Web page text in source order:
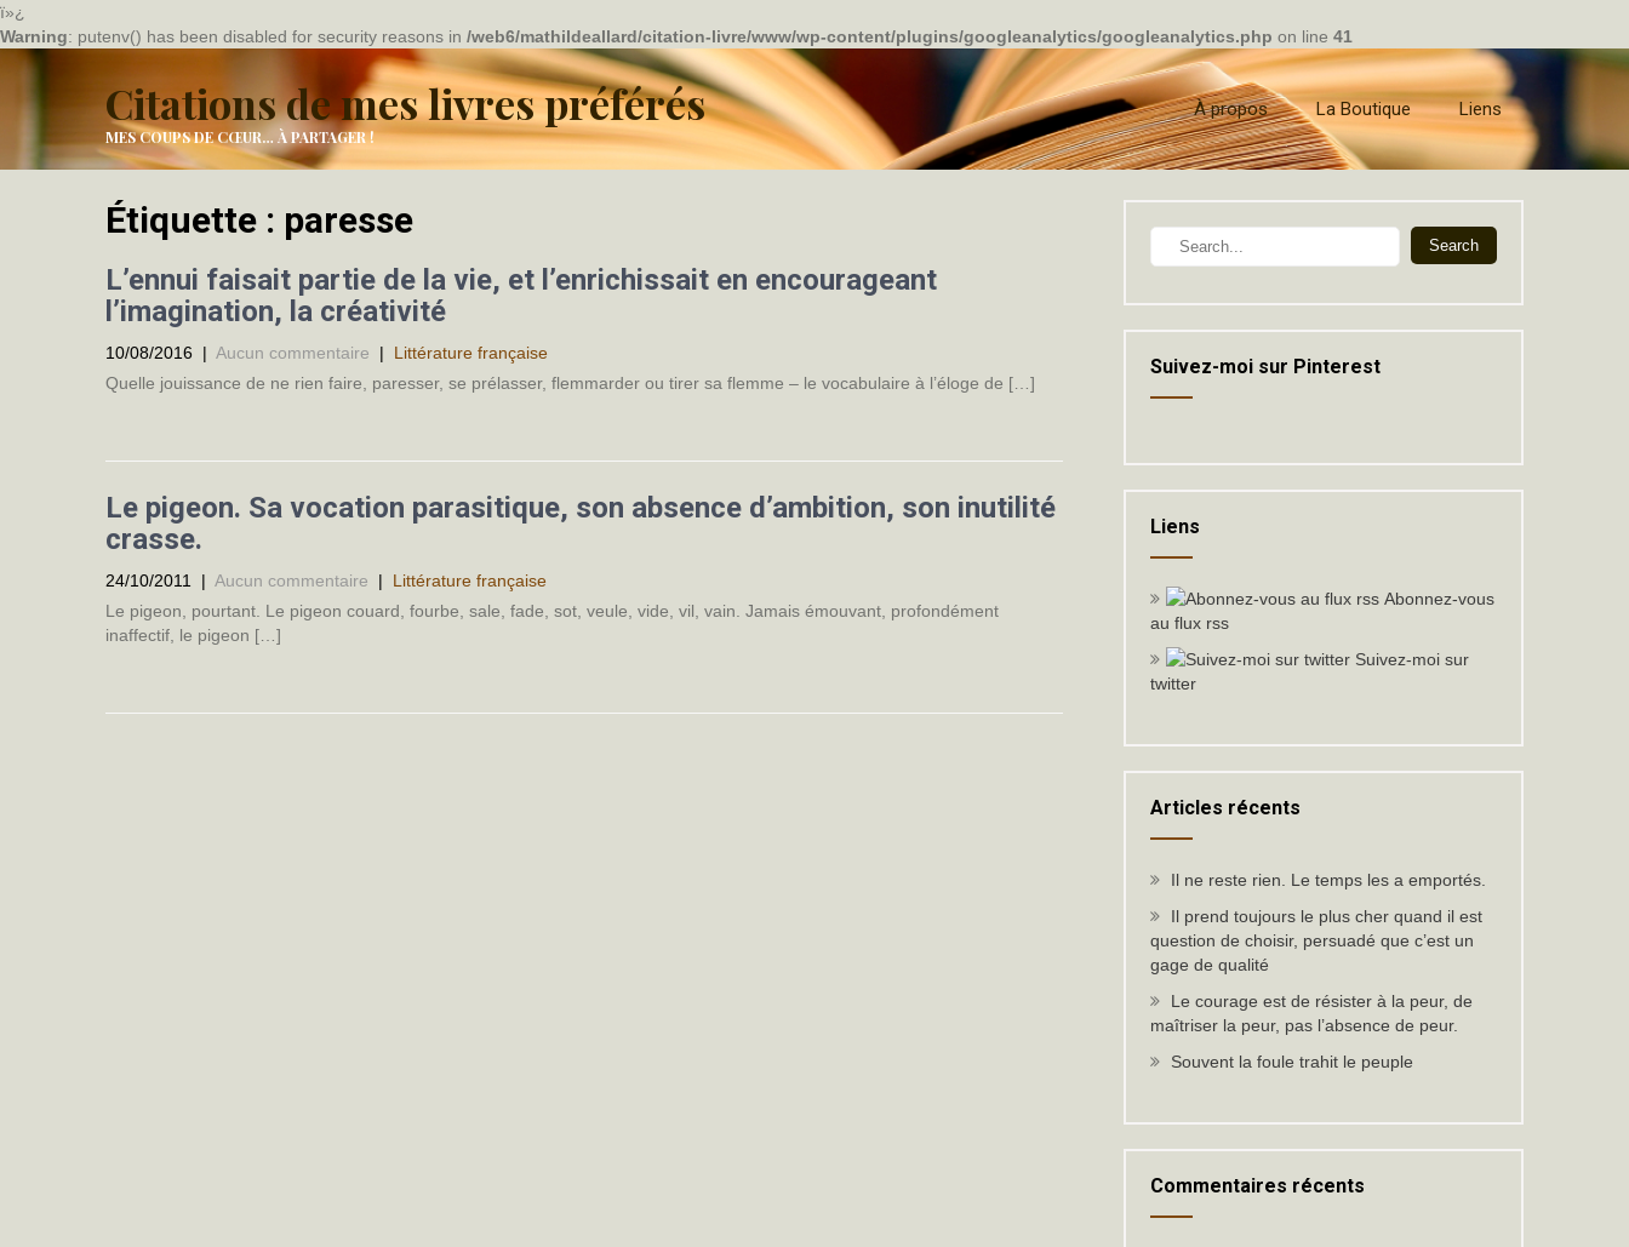
ï»¿
Warning: putenv() has been disabled for security reasons in /web6/mathildeallard/citation-livre/www/wp-content/plugins/googleanalytics/googleanalytics.php on line 41
Citations de mes livres préférés
MES COUPS DE CŒUR… À PARTAGER !
À propos La Boutique Liens
Étiquette : paresse
L’ennui faisait partie de la vie, et l’enrichissait en encourageant
l’imagination, la créativité
10/08/2016 | Aucun commentaire | Littérature française
Quelle jouissance de ne rien faire, paresser, se prélasser, flemmarder ou tirer sa flemme – le vocabulaire à l’éloge de […]
Le pigeon. Sa vocation parasitique, son absence d’ambition, son inutilité
crasse.
24/10/2011 | Aucun commentaire | Littérature française
Le pigeon, pourtant. Le pigeon couard, fourbe, sale, fade, sot, veule, vide, vil, vain. Jamais émouvant, profondément
inaffectif, le pigeon […]
Suivez-moi sur Pinterest
Liens
Abonnez-vous
au flux rss
Suivez-moi sur
twitter
Articles récents
Il ne reste rien. Le temps les a emportés.
Il prend toujours le plus cher quand il est
question de choisir, persuadé que c’est un
gage de qualité
Le courage est de résister à la peur, de
maîtriser la peur, pas l’absence de peur.
Souvent la foule trahit le peuple
Commentaires récents